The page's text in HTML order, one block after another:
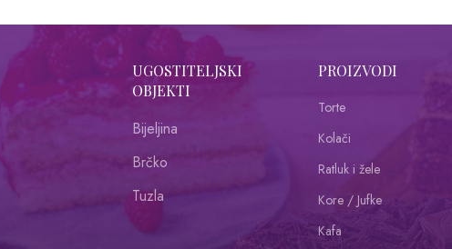
UGOSTITELJSKI
OBJEKTI
Bijeljina
Brčko
Tuzla
PROIZVODI
Torte
Kolači
Ratluk i žele
Kore / Jufke
Kafa